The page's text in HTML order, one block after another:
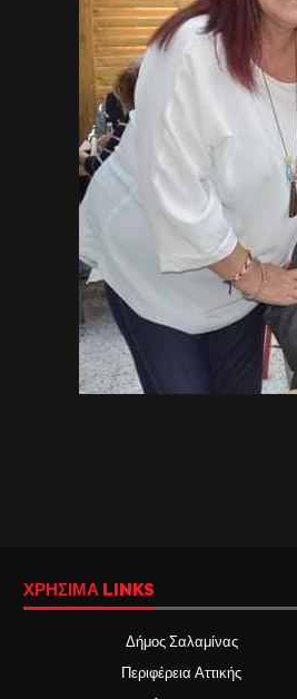
ΧΡΉΣΙΜΑ LINKS
Δήμος Σαλαμίνας
Περιφέρεια Αττικής